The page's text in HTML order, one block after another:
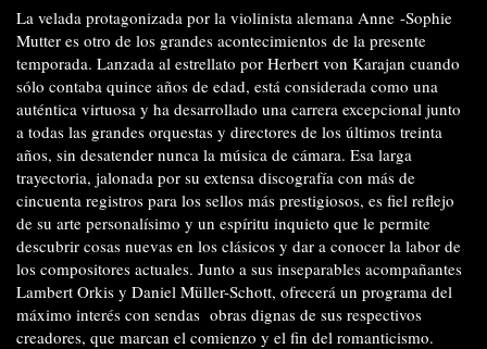
La velada protagonizada por la violinista alemana Anne -Sophie
Mutter es otro de los grandes acontecimientos de la presente
temporada. Lanzada al estrellato por Herbert von Karajan cuando
sólo contaba quince años de edad, está considerada como una
auténtica virtuosa y ha desarrollado una carrera excepcional junto
a todas las grandes orquestas y directores de los últimos treinta
años, sin desatender nunca la música de cámara. Esa larga
trayectoria, jalonada por su extensa discografía con más de
cincuenta registros para los sellos más prestigiosos, es fiel reflejo
de su arte personalísimo y un espíritu inquieto que le permite
descubrir cosas nuevas en los clásicos y dar a conocer la labor de
los compositores actuales. Junto a sus inseparables acompañantes
Lambert Orkis y Daniel Müller-Schott, ofrecerá un programa del
máximo interés con sendas obras dignas de sus respectivos
creadores, que marcan el comienzo y el fin del romanticismo.